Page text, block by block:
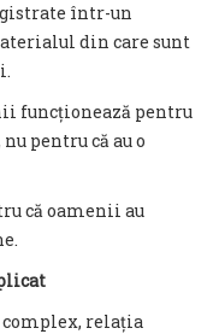
într-un
din care sunt
funcționează pentru
pentru că au o
că oamenii au
complex, relația